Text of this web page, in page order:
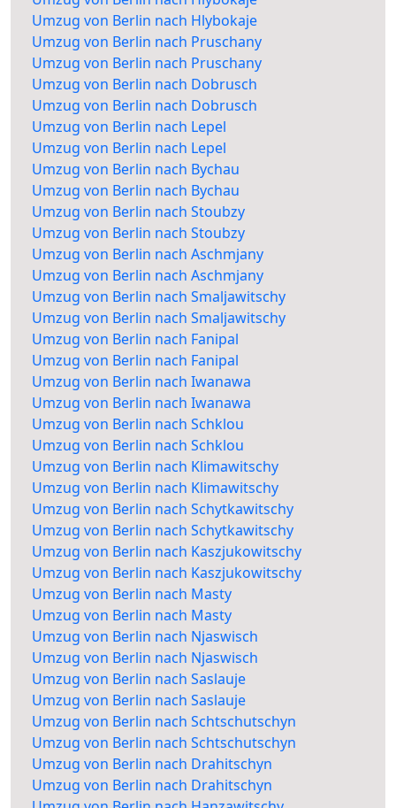
Umzug von Berlin nach Hlybokaje
Umzug von Berlin nach Pruschany
Umzug von Berlin nach Pruschany
Umzug von Berlin nach Dobrusch
Umzug von Berlin nach Dobrusch
Umzug von Berlin nach Lepel
Umzug von Berlin nach Lepel
Umzug von Berlin nach Bychau
Umzug von Berlin nach Bychau
Umzug von Berlin nach Stoubzy
Umzug von Berlin nach Stoubzy
Umzug von Berlin nach Aschmjany
Umzug von Berlin nach Aschmjany
Umzug von Berlin nach Smaljawitschy
Umzug von Berlin nach Smaljawitschy
Umzug von Berlin nach Fanipal
Umzug von Berlin nach Fanipal
Umzug von Berlin nach Iwanawa
Umzug von Berlin nach Iwanawa
Umzug von Berlin nach Schklou
Umzug von Berlin nach Schklou
Umzug von Berlin nach Klimawitschy
Umzug von Berlin nach Klimawitschy
Umzug von Berlin nach Schytkawitschy
Umzug von Berlin nach Schytkawitschy
Umzug von Berlin nach Kaszjukowitschy
Umzug von Berlin nach Kaszjukowitschy
Umzug von Berlin nach Masty
Umzug von Berlin nach Masty
Umzug von Berlin nach Njaswisch
Umzug von Berlin nach Njaswisch
Umzug von Berlin nach Saslauje
Umzug von Berlin nach Saslauje
Umzug von Berlin nach Schtschutschyn
Umzug von Berlin nach Schtschutschyn
Umzug von Berlin nach Drahitschyn
Umzug von Berlin nach Drahitschyn